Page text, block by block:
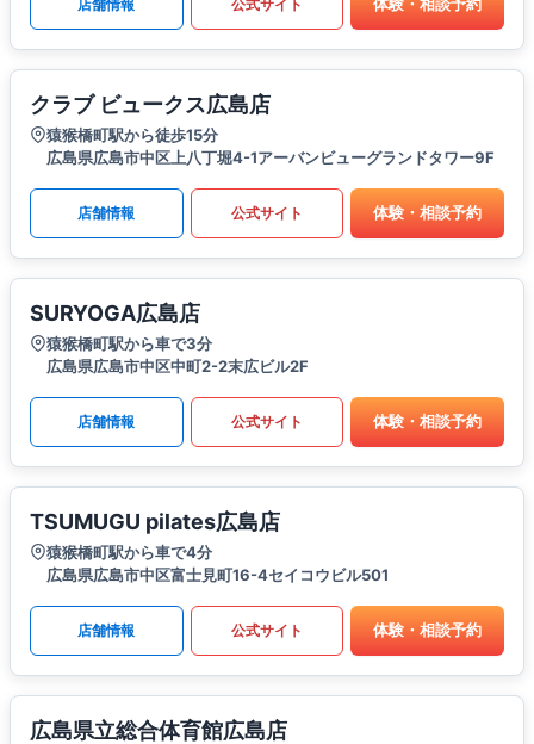
店舗情報 公式サイト 体験・相談予約
クラブ ビュークス広島店
猿猴橋町駅から徒歩15分
広島県広島市中区上八丁堀4-1アーバンビューグランドタワー9F
店舗情報 公式サイト 体験・相談予約
SURYOGA広島店
猿猴橋町駅から車で3分
広島県広島市中区中町2-2末広ビル2F
店舗情報 公式サイト 体験・相談予約
TSUMUGU pilates広島店
猿猴橋町駅から車で4分
広島県広島市中区富士見町16-4セイコウビル501
店舗情報 公式サイト 体験・相談予約
広島県立総合体育館広島店